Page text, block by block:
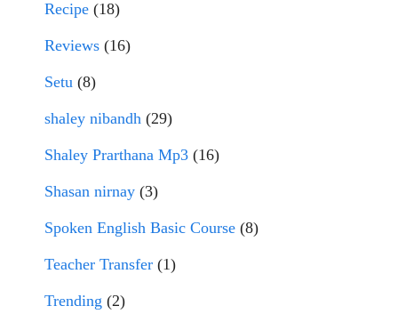
Recipe (18)
Reviews (16)
Setu (8)
shaley nibandh (29)
Shaley Prarthana Mp3 (16)
Shasan nirnay (3)
Spoken English Basic Course (8)
Teacher Transfer (1)
Trending (2)